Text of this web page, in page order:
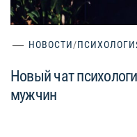
НОВОСТИ/
Новый чат
мужчин